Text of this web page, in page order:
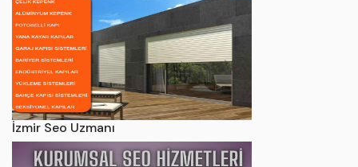
İzmir Seo Uzmanı